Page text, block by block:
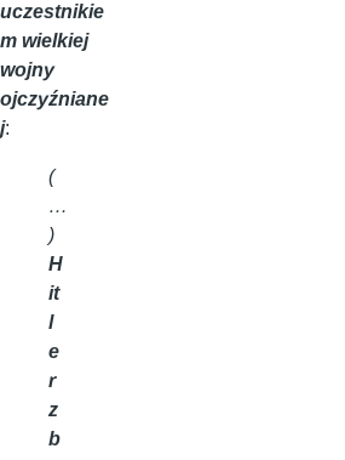
uczestnikie
m wielkiej
wojny
ojczyźniane
j:
(
…
)
H
it
l
e
r
z
b